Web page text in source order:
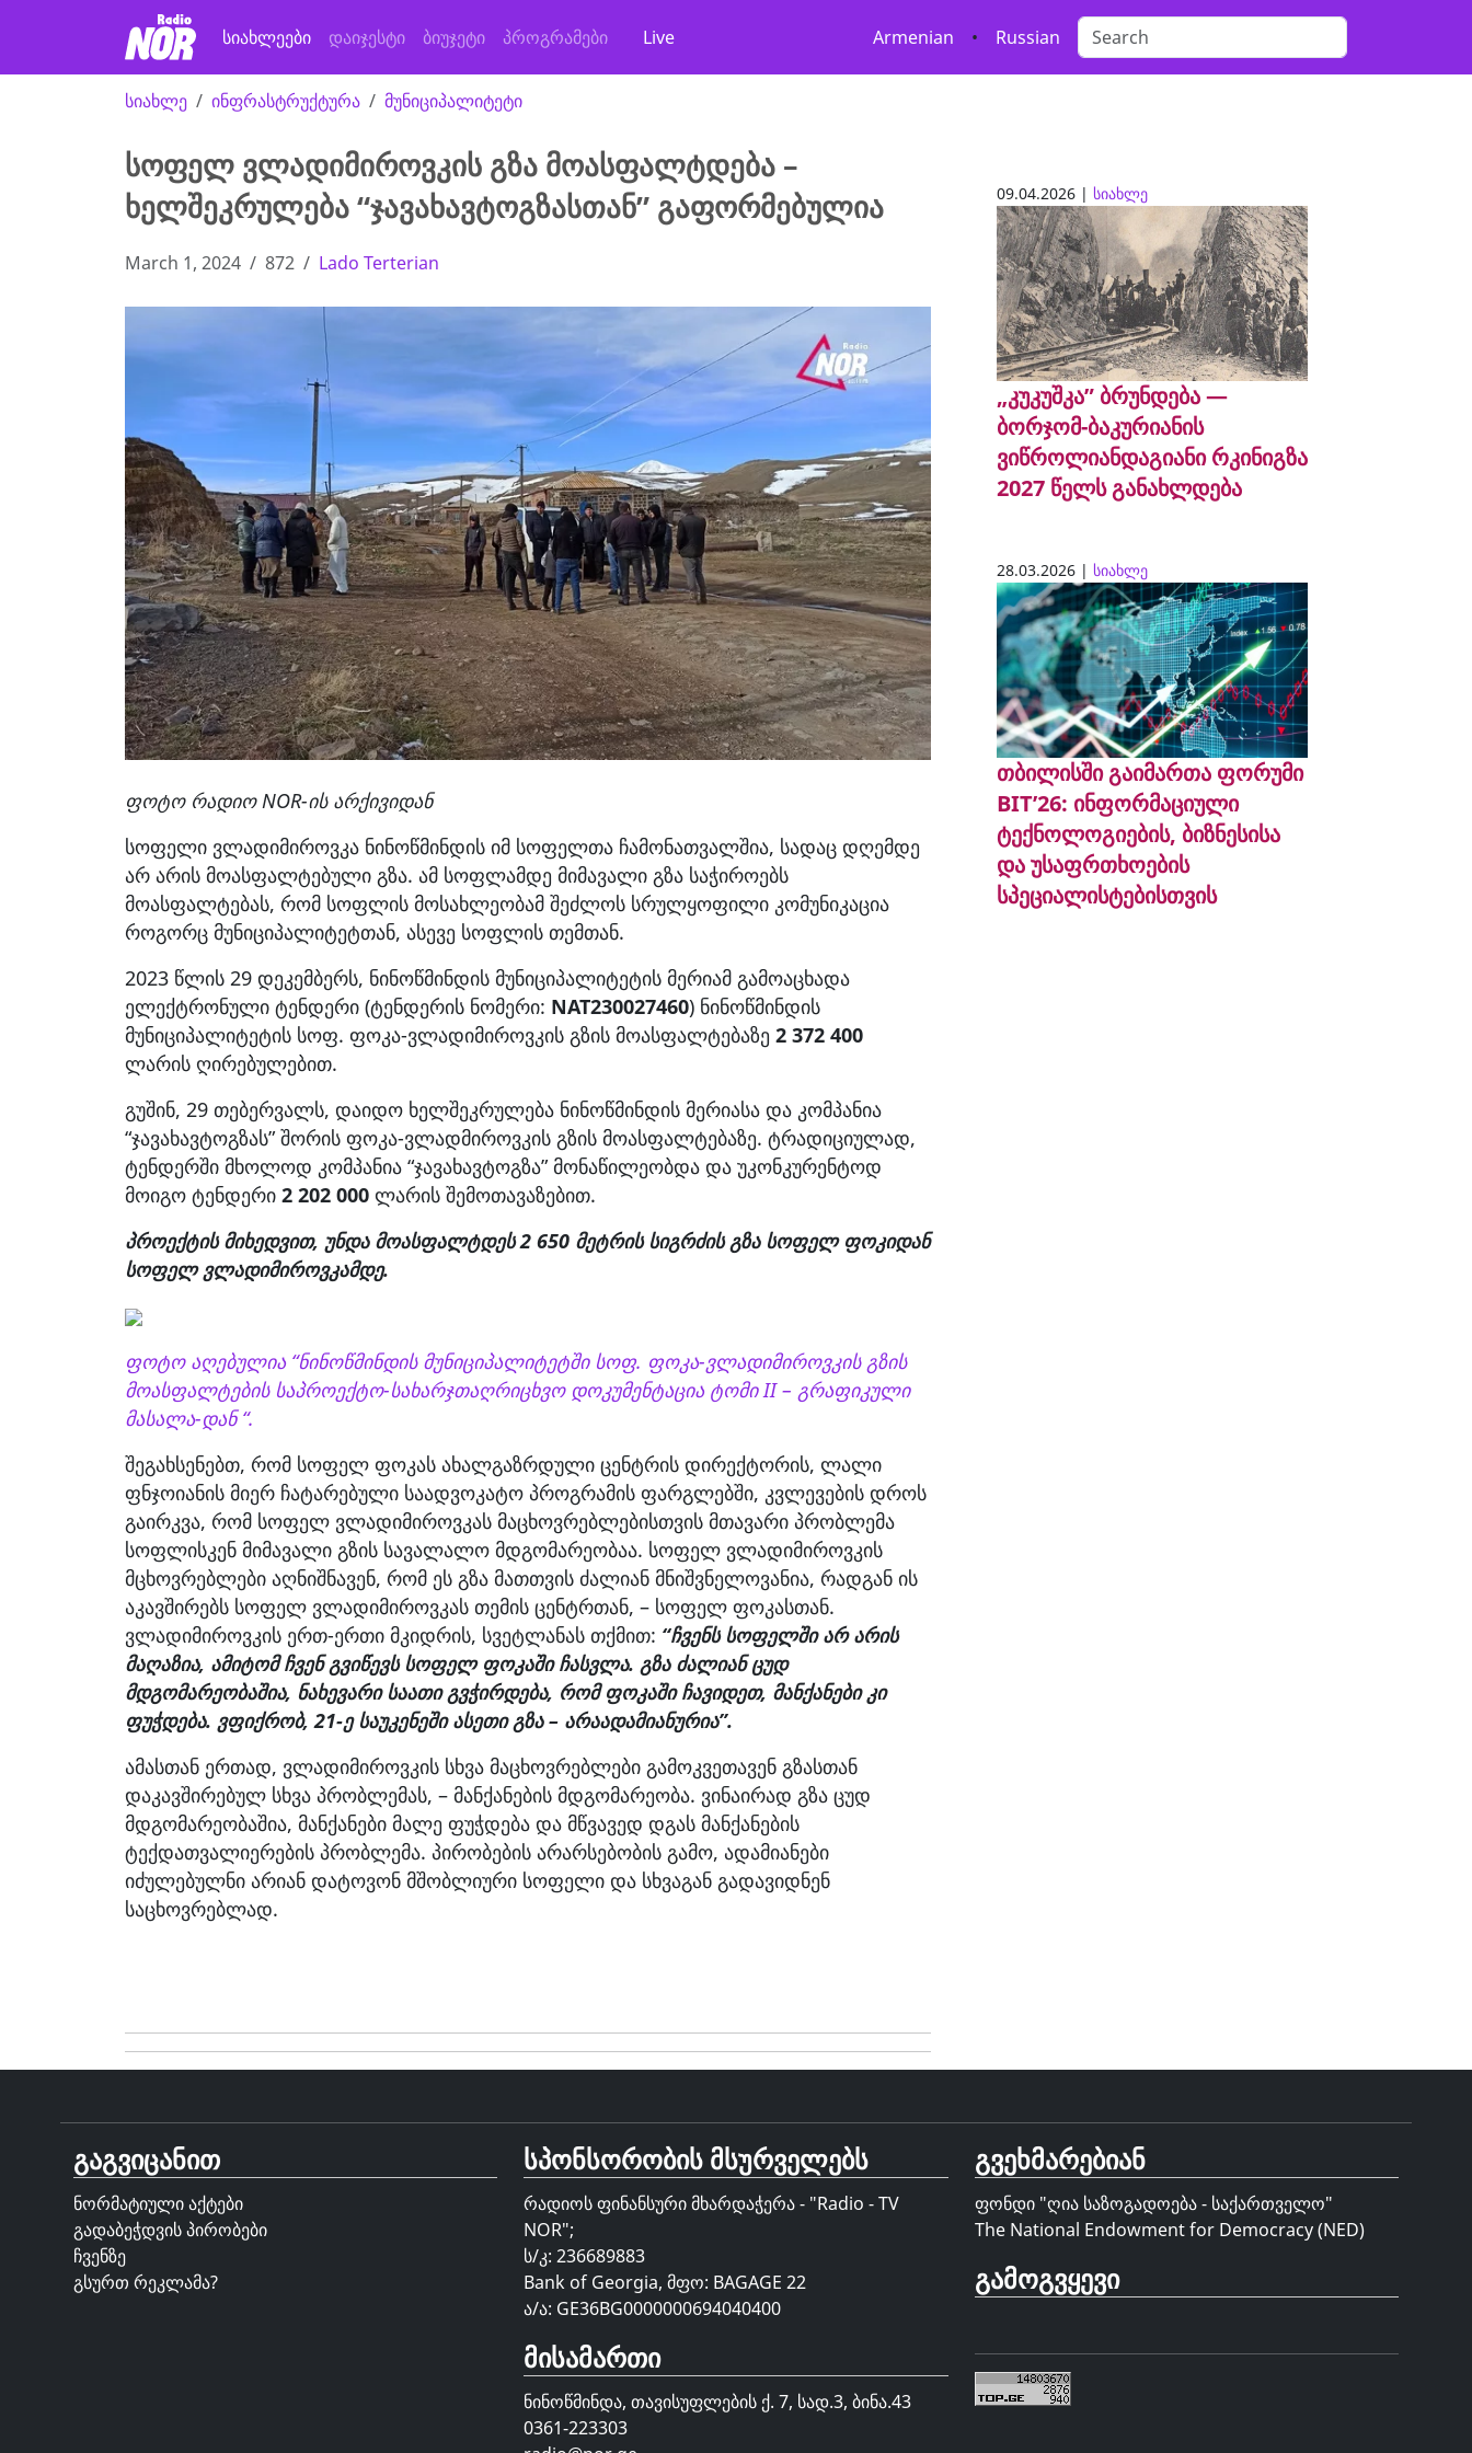
სიახლეები დაიჯესტი ბიუჯეტი პროგრამები Live Armenian • Russian
სიახლე ინფრასტრუქტურა მუნიციპალიტეტი
სოფელ ვლადიმიროვკის გზა მოასფალტდება –
ხელშეკრულება “ჯავახავტოგზასთან” გაფორმებულია
March 1, 2024 872 Lado Terterian
ფოტო რადიო NOR-ის არქივიდან
სოფელი ვლადიმიროვკა ნინოწმინდის იმ სოფელთა ჩამონათვალშია, სადაც დღემდე
არ არის მოასფალტებული გზა. ამ სოფლამდე მიმავალი გზა საჭიროებს
მოასფალტებას, რომ სოფლის მოსახლეობამ შეძლოს სრულყოფილი კომუნიკაცია
როგორც მუნიციპალიტეტთან, ასევე სოფლის თემთან.
2023 წლის 29 დეკემბერს, ნინოწმინდის მუნიციპალიტეტის მერიამ გამოაცხადა
ელექტრონული ტენდერი (ტენდერის ნომერი: NAT230027460) ნინოწმინდის
მუნიციპალიტეტის სოფ. ფოკა-ვლადიმიროვკის გზის მოასფალტებაზე 2 372 400
ლარის ღირებულებით.
გუშინ, 29 თებერვალს, დაიდო ხელშეკრულება ნინოწმინდის მერიასა და კომპანია
“ჯავახავტოგზას” შორის ფოკა-ვლადმიროვკის გზის მოასფალტებაზე. ტრადიციულად,
ტენდერში მხოლოდ კომპანია “ჯავახავტოგზა” მონაწილეობდა და უკონკურენტოდ
მოიგო ტენდერი 2 202 000 ლარის შემოთავაზებით.
პროექტის მიხედვით, უნდა მოასფალტდეს 2 650 მეტრის სიგრძის გზა სოფელ ფოკიდან
სოფელ ვლადიმიროვკამდე.
ფოტო აღებულია “ნინოწმინდის მუნიციპალიტეტში სოფ. ფოკა-ვლადიმიროვკის გზის
მოასფალტების საპროექტო-სახარჯთაღრიცხვო დოკუმენტაცია ტომი II – გრაფიკული
მასალა-დან “.
შეგახსენებთ, რომ სოფელ ფოკას ახალგაზრდული ცენტრის დირექტორის, ლალი
ფნჯოიანის მიერ ჩატარებული საადვოკატო პროგრამის ფარგლებში, კვლევების დროს
გაირკვა, რომ სოფელ ვლადიმიროვკას მაცხოვრებლებისთვის მთავარი პრობლემა
სოფლისკენ მიმავალი გზის სავალალო მდგომარეობაა. სოფელ ვლადიმიროვკის
მცხოვრებლები აღნიშნავენ, რომ ეს გზა მათთვის ძალიან მნიშვნელოვანია, რადგან ის
აკავშირებს სოფელ ვლადიმიროვკას თემის ცენტრთან, – სოფელ ფოკასთან.
ვლადიმიროვკის ერთ-ერთი მკიდრის, სვეტლანას თქმით: “ჩვენს სოფელში არ არის
მაღაზია, ამიტომ ჩვენ გვიწევს სოფელ ფოკაში ჩასვლა. გზა ძალიან ცუდ
მდგომარეობაშია, ნახევარი საათი გვჭირდება, რომ ფოკაში ჩავიდეთ, მანქანები კი
ფუჭდება. ვფიქრობ, 21-ე საუკენეში ასეთი გზა – არაადამიანურია”.
ამასთან ერთად, ვლადიმიროვკის სხვა მაცხოვრებლები გამოკვეთავენ გზასთან
დაკავშირებულ სხვა პრობლემას, – მანქანების მდგომარეობა. ვინაირად გზა ცუდ
მდგომარეობაშია, მანქანები მალე ფუჭდება და მწვავედ დგას მანქანების
ტექდათვალიერების პრობლემა. პირობების არარსებობის გამო, ადამიანები
იძულებულნი არიან დატოვონ მშობლიური სოფელი და სხვაგან გადავიდნენ
საცხოვრებლად.
09.04.2026 | სიახლე
„კუკუშკა” ბრუნდება —
ბორჯომ-ბაკურიანის
ვიწროლიანდაგიანი რკინიგზა
2027 წელს განახლდება
28.03.2026 | სიახლე
თბილისში გაიმართა ფორუმი
BIT’26: ინფორმაციული
ტექნოლოგიების, ბიზნესისა
და უსაფრთხოების
სპეციალისტებისთვის
გაგვიცანით
ნორმატიული აქტები
გადაბეჭდვის პირობები
ჩვენზე
გსურთ რეკლამა?
სპონსორობის მსურველებს
რადიოს ფინანსური მხარდაჭერა - "Radio - TV
NOR";
ს/კ: 236689883
Bank of Georgia, მფო: BAGAGE 22
ა/ა: GE36BG0000000694040400
მისამართი
ნინოწმინდა, თავისუფლების ქ. 7, სად.3, ბინა.43
0361-223303
გვეხმარებიან
ფონდი "ღია საზოგადოება - საქართველო"
The National Endowment for Democracy (NED)
გამოგვყევი